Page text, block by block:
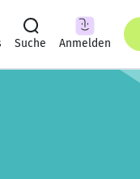
Suche Anmelden